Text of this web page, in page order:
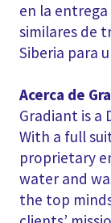
en la
similares de
Siberia para
Acerca de
Gradiant is a
With a full
proprietary
water and
the top